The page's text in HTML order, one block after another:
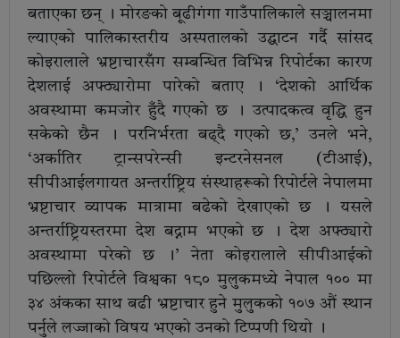
बताएका छन् । मोरङको बूढीगंगा गाउँपालिकाले सञ्चालनमा
ल्याएको पालिकास्तरीय अस्पतालको उद्घाटन गर्दै सांसद
कोइरालाले भ्रष्टाचारसँग सम्बन्धित विभिन्न रिपोर्टका कारण
देशलाई अफ्ठ्यारोमा पारेको बताए । ‘देशको आर्थिक
अवस्थामा कमजोर हुँदै गएको छ । उत्पादकत्व वृद्धि हुन
सकेको छैन । परनिर्भरता बढ्दै गएको छ,’ उनले भने,
‘अर्कातिर ट्रान्सपरेन्सी इन्टरनेसनल (टीआई),
सीपीआईलगायत अन्तर्राष्ट्रिय संस्थाहरूको रिपोर्टले नेपालमा
भ्रष्टाचार व्यापक मात्रामा बढेको देखाएको छ । यसले
अन्तर्राष्ट्रियस्तरमा देश बद्नाम भएको छ । देश अफ्ठ्यारो
अवस्थामा परेको छ ।’ नेता कोइरालाले सीपीआईको
पछिल्लो रिपोर्टले विश्वका १८० मुलुकमध्ये नेपाल १०० मा
३४ अंकका साथ बढी भ्रष्टाचार हुने मुलुकको १०७ औं स्थान
पर्नुले लज्जाको विषय भएको उनको टिप्पणी थियो ।